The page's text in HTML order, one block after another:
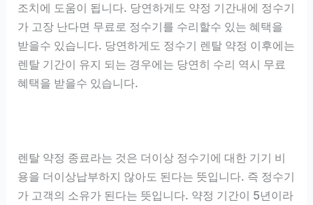
조치에 도움이 됩니다. 당연하게도 약정 기간내에 정수기
가 고장 난다면 무료로 정수기를 수리할수 있는 혜택을
받을수 있습니다. 당연하게도 정수기 렌탈 약정 이후에는
렌탈 기간이 유지 되는 경우에는 당연히 수리 역시 무료
혜택을 받을수 있습니다.
렌탈 약정 종료라는 것은 더이상 정수기에 대한 기기 비
용을 더이상납부하지 않아도 된다는 뜻입니다. 즉 정수기
가 고객의 소유가 된다는 뜻입니다. 약정 기간이 5년이라